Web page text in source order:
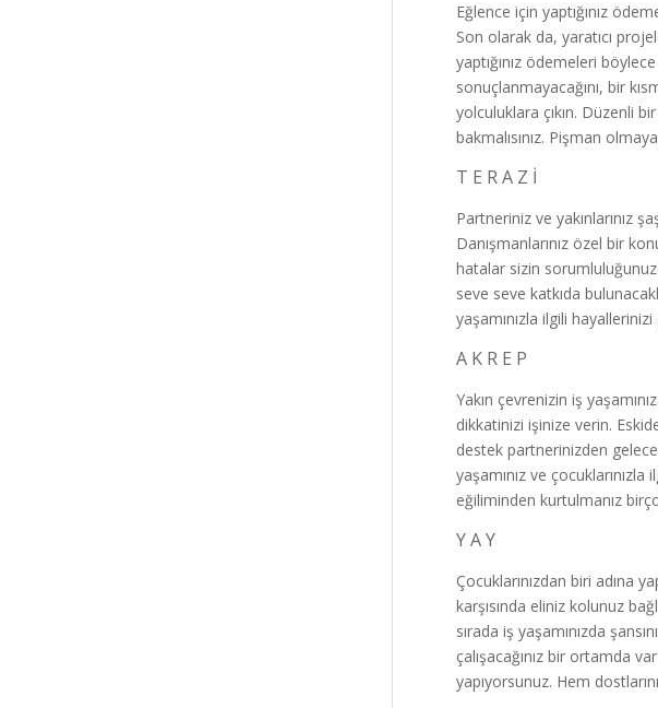
Eğlence için yaptığınız
Son olarak da, yaratıcı
yaptığınız ödemeleri
sonuçlanmayacağını, bir
yolculuklara çıkın. Düzenli
bakmalısınız. Pişman
T E R A Z İ
Partneriniz ve yakınlarınız
Danışmanlarınız özel bir
hatalar sizin
seve seve katkıda
yaşamınızla ilgili
A K R E P
Yakın çevrenizin iş
dikkatinizi işinize verin.
destek partnerinizden
yaşamınız ve
eğiliminden kurtulmanız
Y A Y
Çocuklarınızdan biri adına
karşısında eliniz kolunuz
sırada iş yaşamınızda
çalışacağınız bir ortamda
yapıyorsunuz. Hem